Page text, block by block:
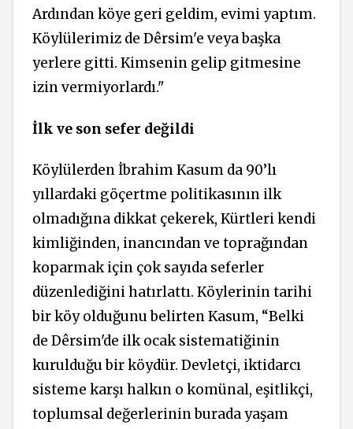
Ardından köye geri geldim, evimi yaptım.
Köylülerimiz de Dêrsim'e veya başka
yerlere gitti. Kimsenin gelip gitmesine
izin vermiyorlardı."
İlk ve son sefer değildi
Köylülerden İbrahim Kasum da 90’lı
yıllardaki göçertme politikasının ilk
olmadığına dikkat çekerek, Kürtleri kendi
kimliğinden, inancından ve toprağından
koparmak için çok sayıda seferler
düzenlediğini hatırlattı. Köylerinin tarihi
bir köy olduğunu belirten Kasum, “Belki
de Dêrsim'de ilk ocak sistematiğinin
kurulduğu bir köydür. Devletçi, iktidarcı
sisteme karşı halkın o komünal, eşitlikçi,
toplumsal değerlerinin burada yaşam